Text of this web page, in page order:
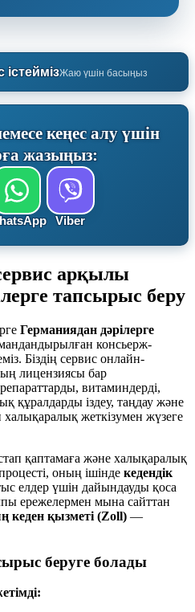
Жаю үшін басыңыз
кеңес алу үшін
жазыңыз:
Viber
арқылы
тапсырыс беру
Германиядан дәрілерге
консьерж-
Біздің сервис онлайн-
лицензиясы бар
витаминдерді,
құралдарды іздеу, таңдау және
халықаралық жеткізумен жүзеге
қаптамаға және халықаралық
процесті, оның ішінде кедендік
елдер үшін дайындауды қоса
ережелермен мына сайттан
кеден қызметі (Zoll) —
беруге болады